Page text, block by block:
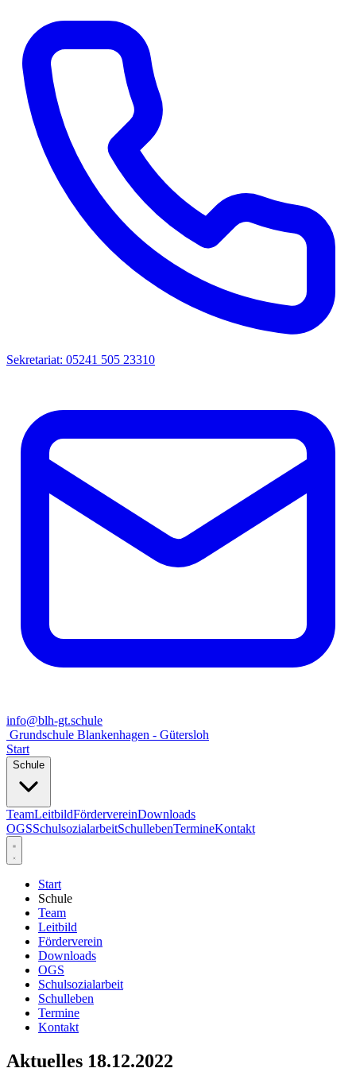
Sekretariat: 05241 505 23310
info@blh-gt.schule
Grundschule Blankenhagen - Gütersloh
Start
Schule
TeamLeitbildFördervereinDownloads
OGSSchulsozialarbeitSchullebenTermineKontakt
Start
Schule
Team
Leitbild
Förderverein
Downloads
OGS
Schulsozialarbeit
Schulleben
Termine
Kontakt
Aktuelles 18.12.2022